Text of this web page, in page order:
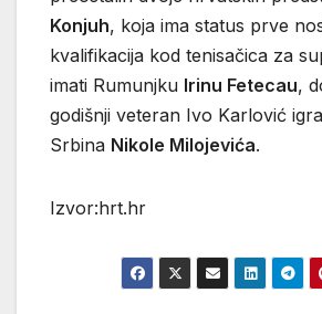
Konjuh, koja ima status prve
kvalifikacija kod tenisačica za
imati Rumunjku Irinu Fetecau,
godišnji veteran Ivo Karlović
Srbina Nikole Milojevića.
Izvor:hrt.hr